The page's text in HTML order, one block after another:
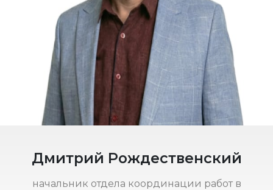
Дмитрий Рождественский
начальник отдела координации работ в